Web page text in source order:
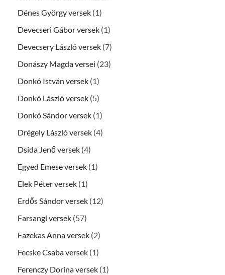
Dénes György versek (1)
Devecseri Gábor versek (1)
Devecsery László versek (7)
Donászy Magda versei (23)
Donkó István versek (1)
Donkó László versek (5)
Donkó Sándor versek (1)
Drégely László versek (4)
Dsida Jenő versek (4)
Egyed Emese versek (1)
Elek Péter versek (1)
Erdős Sándor versek (12)
Farsangi versek (57)
Fazekas Anna versek (2)
Fecske Csaba versek (1)
Ferenczy Dorina versek (1)